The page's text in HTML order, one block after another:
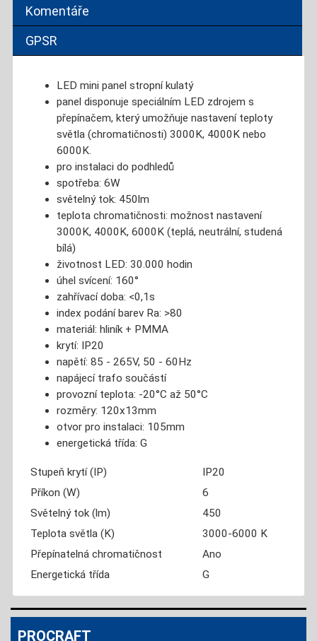
Komentáře
GPSR
LED mini panel stropní kulatý
panel disponuje speciálním LED zdrojem s
přepínačem, který umožňuje nastavení teploty
světla (chromatičnosti) 3000K, 4000K nebo
6000K.
pro instalaci do podhledů
spotřeba: 6W
světelný tok: 450lm
teplota chromatičnosti: možnost nastavení
3000K, 4000K, 6000K (teplá, neutrální, studená
bílá)
životnost LED: 30.000 hodin
úhel svícení: 160°
zahřívací doba: <0,1s
index podání barev Ra: >80
materiál: hliník + PMMA
krytí: IP20
napětí: 85 - 265V, 50 - 60Hz
napájecí trafo součástí
provozní teplota: -20°C až 50°C
rozměry: 120x13mm
otvor pro instalaci: 105mm
energetická třída: G
Stupeň krytí (IP)
IP20
Příkon (W)
6
Světelný tok (lm)
450
Teplota světla (K)
3000-6000 K
Přepínatelná chromatičnost
Ano
Energetická třída
G
PROCRAFT